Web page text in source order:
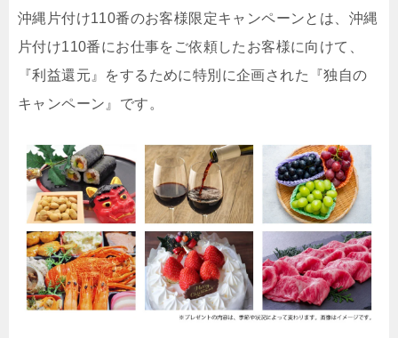
沖縄片付け110番のお客様限定キャンペーンとは、沖縄
片付け110番にお仕事をご依頼したお客様に向けて、
『利益還元』をするために特別に企画された『独自の
キャンペーン』です。